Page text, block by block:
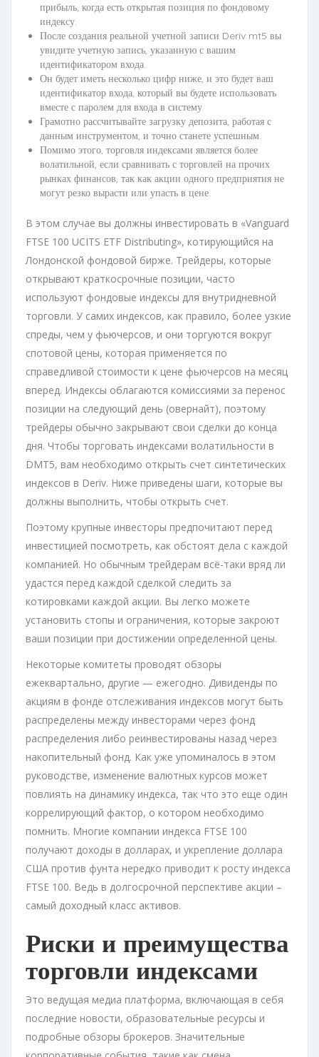
прибыль, когда есть открытая позиция по фондовому
индексу.
После создания реальной учетной записи Deriv mt5 вы
увидите учетную запись, указанную с вашим
идентификатором входа.
Он будет иметь несколько цифр ниже, и это будет ваш
идентификатор входа, который вы будете использовать
вместе с паролем для входа в систему.
Грамотно рассчитывайте загрузку депозита, работая с
данным инструментом, и точно станете успешным.
Помимо этого, торговля индексами является более
волатильной, если сравнивать с торговлей на прочих
рынках финансов, так как акции одного предприятия не
могут резко вырасти или упасть в цене.
В этом случае вы должны инвестировать в «Vanguard
FTSE 100 UCITS ETF Distributing», котирующийся на
Лондонской фондовой бирже. Трейдеры, которые
открывают краткосрочные позиции, часто
используют фондовые индексы для внутридневной
торговли. У самих индексов, как правило, более узкие
спреды, чем у фьючерсов, и они торгуются вокруг
спотовой цены, которая применяется по
справедливой стоимости к цене фьючерсов на месяц
вперед. Индексы облагаются комиссиями за перенос
позиции на следующий день (овернайт), поэтому
трейдеры обычно закрывают свои сделки до конца
дня. Чтобы торговать индексами волатильности в
DMT5, вам необходимо открыть счет синтетических
индексов в Deriv. Ниже приведены шаги, которые вы
должны выполнить, чтобы открыть счет.
Поэтому крупные инвесторы предпочитают перед
инвестицией посмотреть, как обстоят дела с каждой
компанией. Но обычным трейдерам всё-таки вряд ли
удастся перед каждой сделкой следить за
котировками каждой акции. Вы легко можете
установить стопы и ограничения, которые закроют
ваши позиции при достижении определенной цены.
Некоторые комитеты проводят обзоры
ежеквартально, другие — ежегодно. Дивиденды по
акциям в фонде отслеживания индексов могут быть
распределены между инвесторами через фонд
распределения либо реинвестированы назад через
накопительный фонд. Как уже упоминалось в этом
руководстве, изменение валютных курсов может
повлиять на динамику индекса, так что это еще один
коррелирующий фактор, о котором необходимо
помнить. Многие компании индекса FTSE 100
получают доходы в долларах, и укрепление доллара
США против фунта нередко приводит к росту индекса
FTSE 100. Ведь в долгосрочной перспективе акции –
самый доходный класс активов.
Риски и преимущества
торговли индексами
Это ведущая медиа платформа, включающая в себя
последние новости, образовательные ресурсы и
подробные обзоры брокеров. Значительные